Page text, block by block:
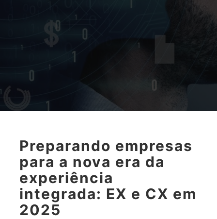
Preparando empresas
para a nova era da
experiência
integrada: EX e CX em
2025